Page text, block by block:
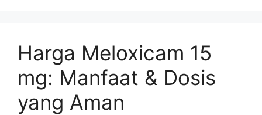
Harga Meloxicam 15
mg: Manfaat & Dosis
yang Aman